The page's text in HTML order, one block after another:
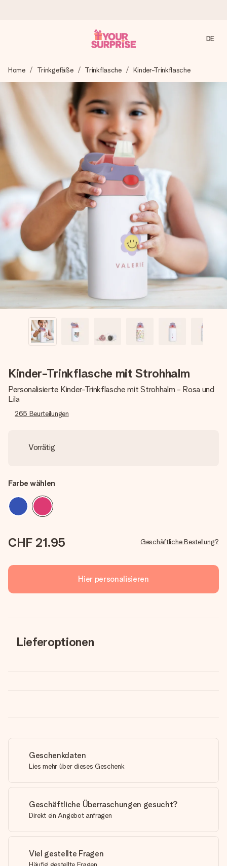
Wir bereiten dein Geschenk sorgfältig vor und schicken es
blitzschnell – damit du es genau zum richtigen Zeitpunkt
überreichen kannst, wenn es am meisten zählt.
4,7 (basierend auf +15.000 Bewertungen)
Unsere Geschenke begeistern. Kunden bewerten uns mit
4,7 bei Google Reviews (Gesamtergebnis aller Länder, in
die wir versenden).
Mit Liebe gemacht, im Handumdrehen
Erstelle etwas Einzigartiges in wenigen Schritten – mit
ihrem Namen, deinem Foto oder einer Nachricht von
Herzen. Kein Stress, nur pure Liebe für den perfekten
Moment.
DE
Home Trinkgefäße Trinkflasche Kinder-Trinkflasche
Kinder-Trinkflasche mit Strohhalm
Personalisierte Kinder-Trinkflasche mit Strohhalm - Rosa und
Lila
265 Beurteilungen
Vorrätig
Farbe wählen
CHF 21.95 Geschäftliche Bestellung?
Hier personalisieren
Lieferoptionen
Geschenkdaten
Lies mehr über dieses Geschenk
Geschäftliche Überraschungen gesucht?
Direkt ein Angebot anfragen
Viel gestellte Fragen